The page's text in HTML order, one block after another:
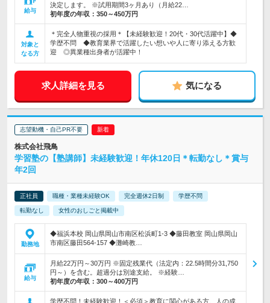
給与
決定します。 ※試用期間3ヶ月あり（月給22…
初年度の年収： 350～450万円
対象と
なる方
＊完全人物重視の採用＊【未経験歓迎！20代・30代活躍中】◆
学歴不問 ◆教育業界で活躍したい想いや人に寄り添える方歓
迎 ◎異業種出身者が活躍中！
求人詳細を見る 気になる
志望動機・自己PR不要
株式会社飛鳥
学習塾の【塾講師】未経験歓迎！年休120日＊転勤なし＊賞与
年2回
正社員 職種・業種未経験OK 完全週休2日制 学歴不問
転勤なし 女性のおしごと掲載中
勤務地
◆福浜本校 岡山県岡山市南区松浜町1-3 ◆藤田教室 岡山県岡山
市南区藤田564-157 ◆灘崎教…
給与
月給22万円～30万円 ※固定残業代（法定内：22.5時間分31,750
円～）を含む。超過分は別途支給。 ※経験…
初年度の年収： 300～400万円
学歴不問！未経験歓迎！＜必須＞教育に関心がある方、人の成